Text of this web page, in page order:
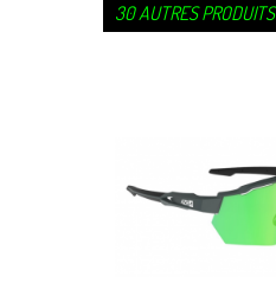
30 AUTRES